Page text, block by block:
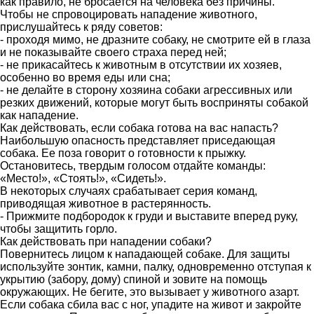
Чтобы не спровоцировать нападение животного,
прислушайтесь к ряду советов:
- проходя мимо, не дразните собаку, не смотрите ей в глаза
и не показывайте своего страха перед ней;
- не прикасайтесь к животным в отсутствии их хозяев,
особенно во время еды или сна;
- не делайте в сторону хозяина собаки агрессивных или
резких движений, которые могут быть восприняты собакой
как нападение.
Как действовать, если собака готова на вас напасть?
Наибольшую опасность представляет приседающая
собака. Ее поза говорит о готовности к прыжку.
Остановитесь, твердым голосом отдайте команды:
«Место!», «Стоять!», «Сидеть!».
В некоторых случаях срабатывает серия команд,
приводящая животное в растерянность.
- Прижмите подбородок к груди и выставите вперед руку,
чтобы защитить горло.
Как действовать при нападении собаки?
Повернитесь лицом к нападающей собаке. Для защиты
используйте зонтик, камни, палку, одновременно отступая к
укрытию (забору, дому) спиной и зовите на помощь
окружающих. Не бегите, это вызывает у животного азарт.
Если собака сбила вас с ног, упадите на живот и закройте